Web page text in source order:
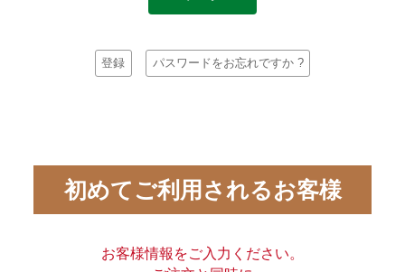
登録 パスワードをお忘れですか ?
初めてご利用されるお客様
お客様情報をご入力ください。